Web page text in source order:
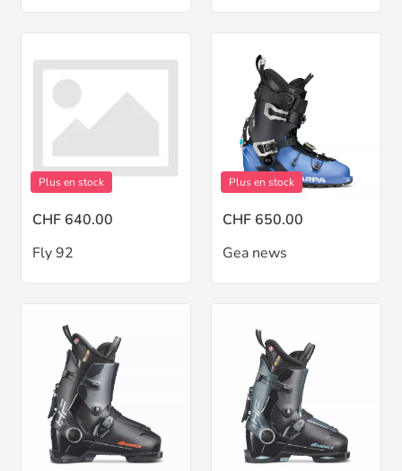
Plus en stock
CHF 640.00
Fly 92
Plus en stock
CHF 650.00
Gea news